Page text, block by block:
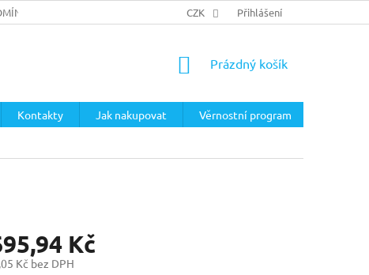
PODMÍNKY OCHRANY OSOBNÍCH ÚDAJŮ
CZK Přihlášení
NÁKUPNÍ
Prázdný košík
Kontakty Jak nakupovat
Věrnostní program
Kč
Kč bez DPH